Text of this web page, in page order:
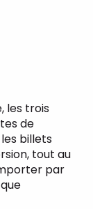
les trois
de
billets
tout au
par